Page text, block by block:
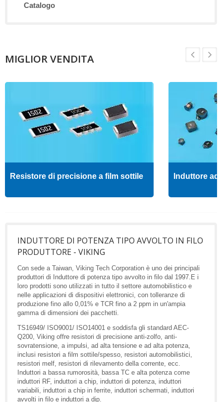
Catalogo
MIGLIOR VENDITA
Resistore di precisione a film sottile Induttore
INDUTTORE DI POTENZA TIPO AVVOLTO IN FILO
PRODUTTORE - VIKING
Con sede a Taiwan, Viking Tech Corporation è uno dei principali
produttori di Induttore di potenza tipo avvolto in filo dal 1997.E i
loro prodotti sono utilizzati in tutto il settore automobilistico e
nelle applicazioni di dispositivi elettronici, con tolleranze di
produzione fino allo 0,01% e TCR fino a 2 ppm in un'ampia
gamma di dimensioni dei pacchetti.
TS16949/ ISO9001/ ISO14001 e soddisfa gli standard AEC-
Q200, Viking offre resistori di precisione anti-zolfo, anti-
sovratensione, a impulsi, ad alta tensione e ad alta potenza,
inclusi resistori a film sottile/spesso, resistori automobilistici,
resistori melf, resistori di rilevamento della corrente, ecc.
Induttori a bassa rumorosità, bassa TC e alta potenza come
induttori RF, induttori a chip, induttori di potenza, induttori
variabili, induttori a chip in ferrite, induttori schermati, induttori
avvolti in filo e induttori a dip.